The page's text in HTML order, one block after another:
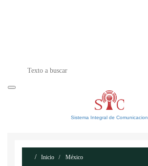
Sistema Integral de Comunicacion
Inicio México